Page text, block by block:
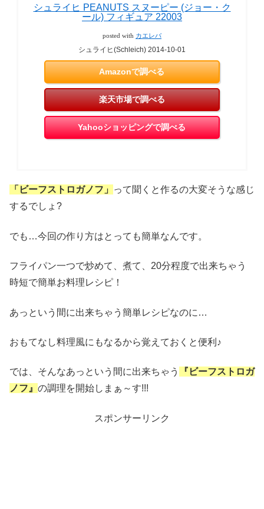
シュライヒ PEANUTS スヌーピー (ジョー・ク
ール) フィギュア 22003
posted with カエレバ
シュライヒ(Schleich) 2014-10-01
Amazonで調べる
楽天市場で調べる
Yahooショッピングで調べる
「ビーフストロガノフ」
って聞くと作るの大変そうな感じ
するでしょ?
でも…今回の作り方はとっても簡単なんです。
フライパン一つで炒めて、煮て、20分程度で出来ちゃう
時短で簡単お料理レシピ！
あっという間に出来ちゃう簡単レシピなのに…
おもてなし料理風にもなるから覚えておくと便利♪
では、そんなあっという間に出来ちゃう
『ビーフストロガ
ノフ』 の調理を開始しまぁ～す!!!
スポンサーリンク